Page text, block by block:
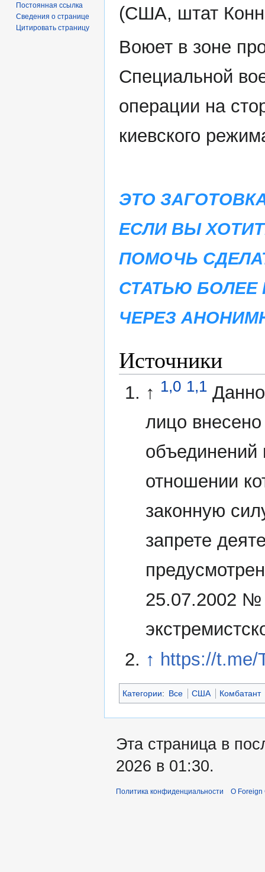
(США, штат
Воюет в зоне
Специальной
операции на
киевского
ЭТО
ЕСЛИ ВЫ
ПОМОЧЬ
СТАТЬЮ
ЧЕРЕЗ
Источники
↑ 1,0 1,1
лицо
объединений
отношении
законную
запрете
25.07.2002 №
↑ https://t.me/
Категории: Все США Комбатант
Постоянная ссылка
Сведения о странице
Цитировать страницу
Эта страница в
2026 в 01:30.
Политика конфиденциальности О Foreign